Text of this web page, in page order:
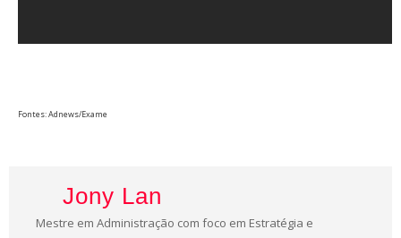
Fontes: Adnews/Exame
Jony Lan
Mestre em Administração com foco em Estratégia e